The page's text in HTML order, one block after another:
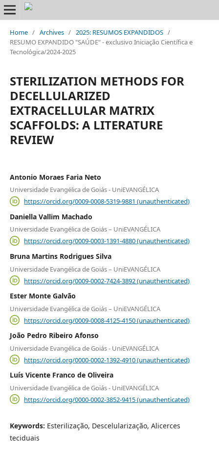
Home / Archives / 2025: RESUMOS EXPANDIDOS /
RESUMO EXPANDIDO "SAÚDE" - exclusivo Iniciação Científica e
Tecnológica/2024-2025
STERILIZATION METHODS FOR
DECELLULARIZED
EXTRACELLULAR MATRIX
SCAFFOLDS: A LITERATURE
REVIEW
Antonio Moraes Faria Neto
Universidade Evangélica de Goiás - UniEVANGÉLICA
https://orcid.org/0009-0008-5319-9881 (unauthenticated)
Daniella Vallim Machado
Universidade Evangélica de Goiás – UniEVANGÉLICA
https://orcid.org/0009-0003-1391-4880 (unauthenticated)
Bruna Martins Rodrigues Silva
Universidade Evangélica de Goiás – UniEVANGÉLICA
https://orcid.org/0009-0002-7424-3892 (unauthenticated)
Ester Monte Galvão
Universidade Evangélica de Goiás – UniEVANGÉLICA
https://orcid.org/0009-0008-4125-4150 (unauthenticated)
João Pedro Ribeiro Afonso
Universidade Evangélica de Goiás - UniEVANGÉLICA
https://orcid.org/0000-0002-1392-4910 (unauthenticated)
Luís Vicente Franco de Oliveira
Universidade Evangélica de Goiás - UniEVANGÉLICA
https://orcid.org/0000-0002-3852-9415 (unauthenticated)
Keywords: Esterilização, Descelularização, Alicerces
teciduais